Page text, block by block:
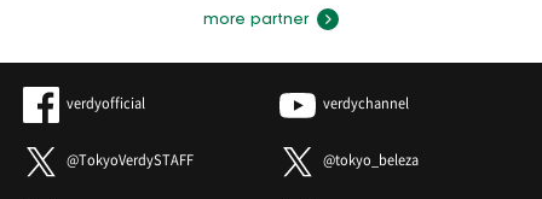
more partner
verdyofficial verdychannel
@TokyoVerdySTAFF @tokyo_beleza